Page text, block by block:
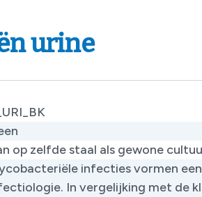
urine
op zelfde staal als gewone
infecties vormen
In vergelijking met de